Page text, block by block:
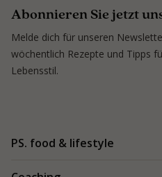
Abonnieren Sie jetzt
Melde dich für unseren
wöchentlich Rezepte und Tipps
Lebensstil.
PS. food & lifestyle